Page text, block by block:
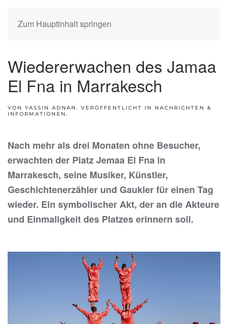
Zum Hauptinhalt springen
Wiedererwachen des Jamaa
El Fna in Marrakesch
VON YASSIN ADNAN. VERÖFFENTLICHT IN NACHRICHTEN &
INFORMATIONEN .
Nach mehr als drei Monaten ohne Besucher,
erwachten der Platz Jemaa El Fna in
Marrakesch, seine Musiker, Künstler,
Geschichtenerzähler und Gaukler für einen Tag
wieder. Ein symbolischer Akt, der an die Akteure
und Einmaligkeit des Platzes erinnern soll.